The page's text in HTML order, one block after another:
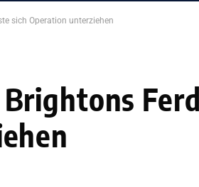
sich Operation unterziehen